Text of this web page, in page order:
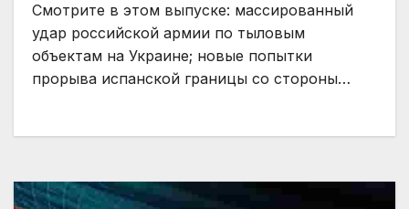
Смотрите в этом выпуске: массированный
удар российской армии по тыловым
объектам на Украине; новые попытки
прорыва испанской границы со стороны…